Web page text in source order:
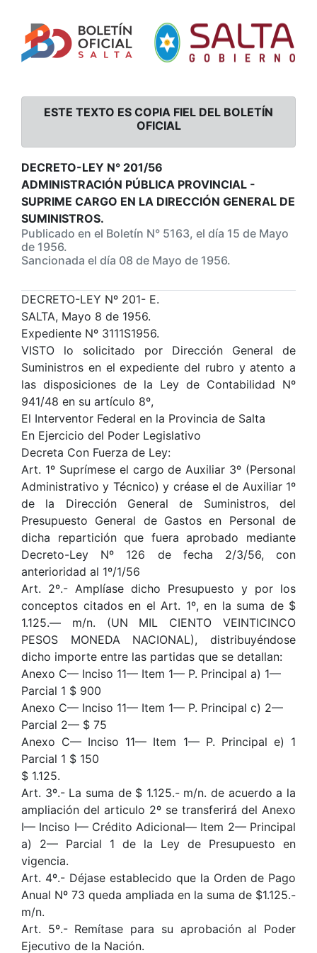
ESTE TEXTO ES COPIA FIEL DEL BOLETÍN
OFICIAL
DECRETO-LEY N° 201/56
ADMINISTRACIÓN PÚBLICA PROVINCIAL -
SUPRIME CARGO EN LA DIRECCIÓN GENERAL DE
SUMINISTROS.
Publicado en el Boletín N° 5163, el día 15 de Mayo
de 1956.
Sancionada el día 08 de Mayo de 1956.
DECRETO-LEY Nº 201- E.
SALTA, Mayo 8 de 1956.
Expediente Nº 3111S1956.
VISTO lo solicitado por Dirección General de
Suministros en el expediente del rubro y atento a
las disposiciones de la Ley de Contabilidad Nº
941/48 en su artículo 8º,
El Interventor Federal en la Provincia de Salta
En Ejercicio del Poder Legislativo
Decreta Con Fuerza de Ley:
Art. 1º Suprímese el cargo de Auxiliar 3º (Personal
Administrativo y Técnico) y créase el de Auxiliar 1º
de la Dirección General de Suministros, del
Presupuesto General de Gastos en Personal de
dicha repartición que fuera aprobado mediante
Decreto-Ley Nº 126 de fecha 2/3/56, con
anterioridad al 1º/1/56
Art. 2º.- Amplíase dicho Presupuesto y por los
conceptos citados en el Art. 1º, en la suma de $
1.125.— m/n. (UN MIL CIENTO VEINTICINCO
PESOS MONEDA NACIONAL), distribuyéndose
dicho importe entre las partidas que se detallan:
Anexo C— Inciso 11— Item 1— P. Principal a) 1—
Parcial 1 $ 900
Anexo C— Inciso 11— Item 1— P. Principal c) 2—
Parcial 2— $ 75
Anexo C— Inciso 11— Item 1— P. Principal e) 1
Parcial 1 $ 150
$ 1.125.
Art. 3º.- La suma de $ 1.125.- m/n. de acuerdo a la
ampliación del articulo 2º se transferirá del Anexo
I— Inciso I— Crédito Adicional— Item 2— Principal
a) 2— Parcial 1 de la Ley de Presupuesto en
vigencia.
Art. 4º.- Déjase establecido que la Orden de Pago
Anual Nº 73 queda ampliada en la suma de $1.125.-
m/n.
Art. 5º.- Remítase para su aprobación al Poder
Ejecutivo de la Nación.